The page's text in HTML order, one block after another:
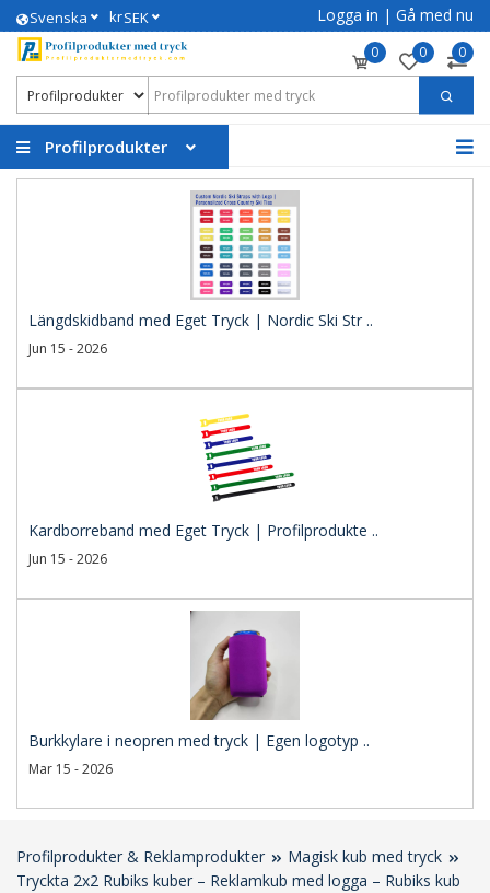
Svenska krSEK Logga in | Gå med nu
0 0 0
Profilprodukter
Längdskidband med Eget Tryck | Nordic Ski Str ..
Jun 15 - 2026
Kardborreband med Eget Tryck | Profilprodukte ..
Jun 15 - 2026
Burkkylare i neopren med tryck | Egen logotyp ..
Mar 15 - 2026
Profilprodukter & Reklamprodukter
Magisk kub med tryck
Tryckta 2x2 Rubiks kuber – Reklamkub med logga – Rubiks kub